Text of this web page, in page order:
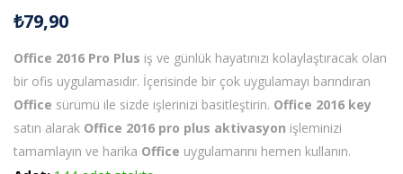
₺79,90
Office 2016 Pro Plus iş ve günlük hayatınızı kolaylaştıracak olan
bir ofis uygulamasıdır. İçerisinde bir çok uygulamayı barındıran
Office sürümü ile sizde işlerinizi basitleştirin. Office 2016 key
satın alarak Office 2016 pro plus aktivasyon işleminizi
tamamlayın ve harika Office uygulamarını hemen kullanın.